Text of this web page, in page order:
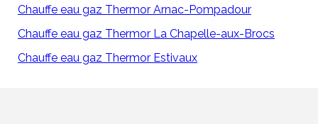
Chauffe eau gaz Thermor Arnac-Pompadour
Chauffe eau gaz Thermor La Chapelle-aux-Brocs
Chauffe eau gaz Thermor Estivaux